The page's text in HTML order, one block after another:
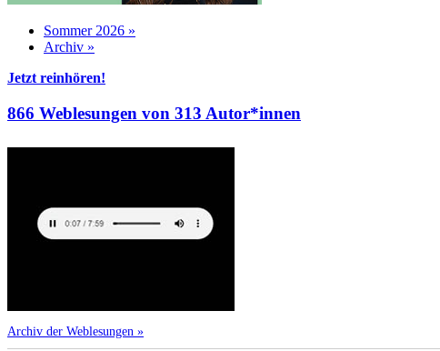
Sommer 2026 »
Archiv »
Jetzt reinhören!
866 Weblesungen von 313 Autor*innen
Archiv der Weblesungen »